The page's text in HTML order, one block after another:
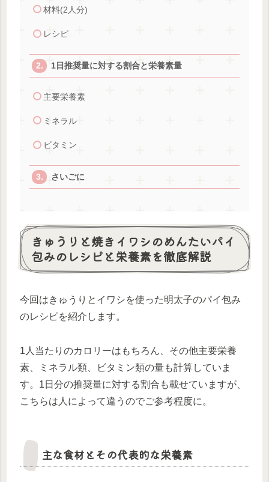
材料(2人分)
レシピ
1日推奨量に対する割合と栄養素量
主要栄養素
ミネラル
ビタミン
さいごに
きゅうりと焼きイワシのめんたいパイ
包みのレシピと栄養素を徹底解説
今回はきゅうりとイワシを使った明太子のパイ包み
のレシピを紹介します。
1人当たりのカロリーはもちろん、その他主要栄養
素、ミネラル類、ビタミン類の量も計算していま
す。1日分の推奨量に対する割合も載せていますが、
こちらは人によって違うのでご参考程度に。
主な食材とその代表的な栄養素